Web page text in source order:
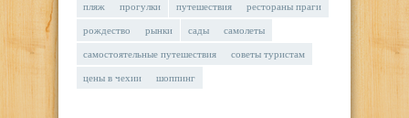
пляж прогулки путешествия рестораны праги
рождество рынки сады самолеты
самостоятельные путешествия советы туристам
цены в чехии шоппинг